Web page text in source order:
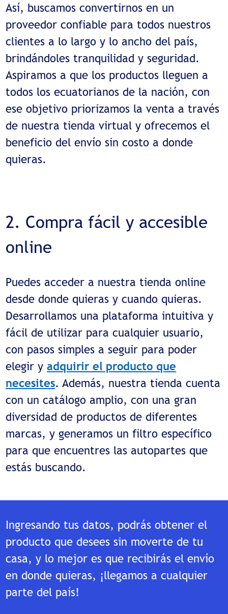
Así, buscamos convertirnos en un
proveedor confiable para todos nuestros
clientes a lo largo y lo ancho del país,
brindándoles tranquilidad y seguridad.
Aspiramos a que los productos lleguen a
todos los ecuatorianos de la nación, con
ese objetivo priorizamos la venta a través
de nuestra tienda virtual y ofrecemos el
beneficio del envío sin costo a donde
quieras.
2. Compra fácil y accesible
online
Puedes acceder a nuestra tienda online
desde donde quieras y cuando quieras.
Desarrollamos una plataforma intuitiva y
fácil de utilizar para cualquier usuario,
con pasos simples a seguir para poder
elegir yadquirir el producto que
necesites. Además, nuestra tienda cuenta
con un catálogo amplio, con una gran
diversidad de productos de diferentes
marcas, y generamos un filtro específico
para que encuentres las autopartes que
estás buscando.
Ingresando tus datos, podrás obtener el
producto que desees sin moverte de tu
casa, y lo mejor es que recibirás el envío
en donde quieras, ¡llegamos a cualquier
parte del país!